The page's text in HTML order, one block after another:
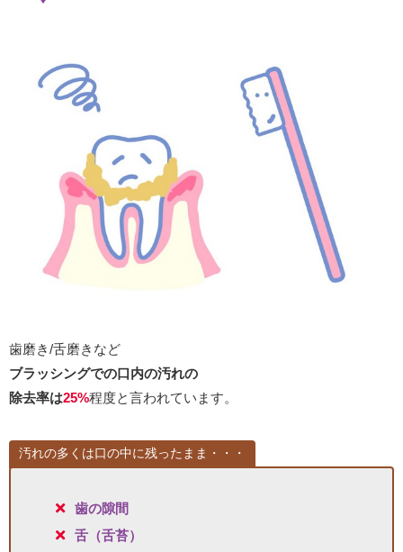
歯磨き/舌磨きなど
ブラッシングでの口内の汚れの
除去率は25%程度と言われています。
汚れの多くは口の中に残ったまま・・・
歯の隙間
舌（舌苔）